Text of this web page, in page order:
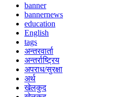
banner
bannernews
education
English
tags
अन्तरवार्ता
अन्तर्राष्ट्रिय
अपराध/सुरक्षा
अर्थ
खेलकुद